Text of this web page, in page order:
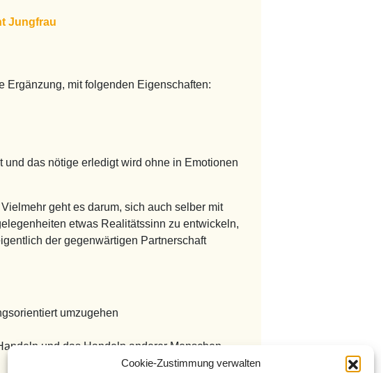
Cookie-Zustimmung verwalten
Jungfrau
Ergänzung, mit folgenden Eigenschaften:
das nötige erledigt wird ohne in Emotionen
geht es darum, sich auch selber mit
etwas Realitätssinn zu entwickeln,
der gegenwärtigen Partnerschaft
umzugehen
und das Handeln anderer Menschen